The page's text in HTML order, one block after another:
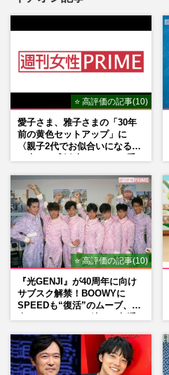
⭐ 高評価の記事(10)
愛子さま、雅子さまの「30年
前の黄色セットアップ」に
〈親子2代でお似合いになる〉
⭐ 高評価の記事(10)
『光GENJI』が40周年に向け
サブスク解禁！BOOWYに
SPEEDも“復活”のムーブ、本